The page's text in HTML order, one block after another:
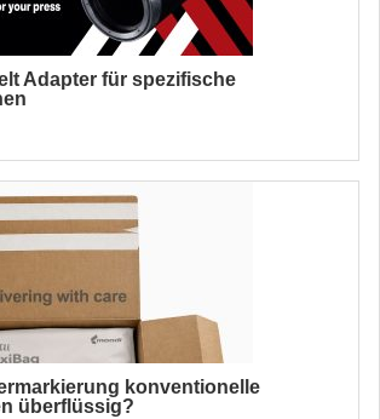
Adapter für spezifische
konventionelle
überflüssig?